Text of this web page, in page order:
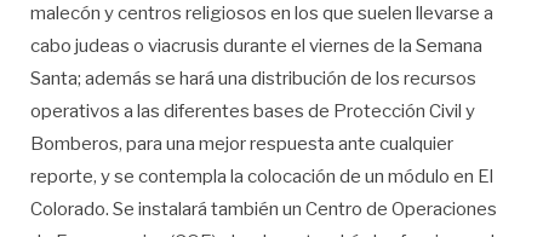
malecón y centros religiosos en los que suelen llevarse a
cabo judeas o viacrusis durante el viernes de la Semana
Santa; además se hará una distribución de los recursos
operativos a las diferentes bases de Protección Civil y
Bomberos, para una mejor respuesta ante cualquier
reporte, y se contempla la colocación de un módulo en El
Colorado. Se instalará también un Centro de Operaciones